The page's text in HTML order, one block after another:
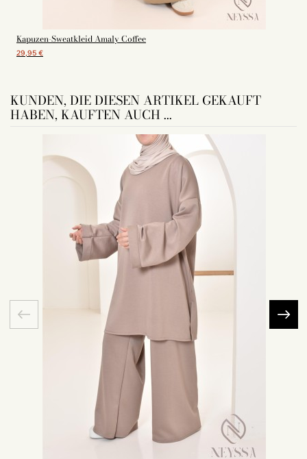
Kapuzen-Sweatkleid Amaly Coffee
29,95 €
KUNDEN, DIE DIESEN ARTIKEL GEKAUFT
HABEN, KAUFTEN AUCH ...